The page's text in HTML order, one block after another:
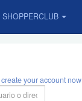
SHOPPERCLUB
create your account now